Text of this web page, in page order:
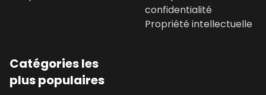
confidentialité
Propriété intellectuelle
Catégories les
plus populaires